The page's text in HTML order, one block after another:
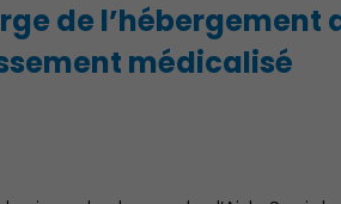
de l’hébergement
médicalisé